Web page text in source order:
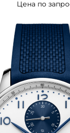
Цена по